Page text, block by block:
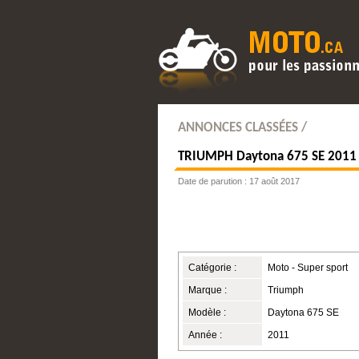
ANNONCES CLASSÉES /
TRIUMPH Daytona 675 SE 2011
Date de parution : 17 août 2017
Catégorie : Moto - Super sport
Marque : Triumph
Modèle : Daytona 675 SE
Année : 2011